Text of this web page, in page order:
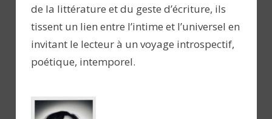
de la littérature et du geste d’écriture, ils
tissent un lien entre l’intime et l’universel en
invitant le lecteur à un voyage introspectif,
poétique, intemporel.